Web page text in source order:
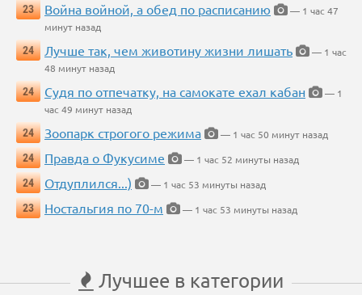
23
Война войной, а обед по расписанию
— 1 час 47
минут назад
24
Лучше так, чем животину жизни лишать
— 1 час
48 минут назад
24
Судя по отпечатку, на самокате ехал кабан
— 1
час 49 минут назад
24
Зоопарк строгого режима
— 1 час 50 минут назад
24
Правда о Фукусиме
— 1 час 52 минуты назад
24
Отдуплился...)
— 1 час 53 минуты назад
23
Ностальгия по 70-м — 1 час 53 минуты назад
Лучшее в категории